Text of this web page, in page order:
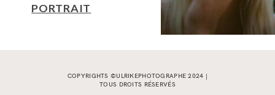
PORTRAIT
COPYRIGHTS ©ULRIKEPHOTOGRAPHE 2024 |
TOUS DROITS RÉSERVÉS